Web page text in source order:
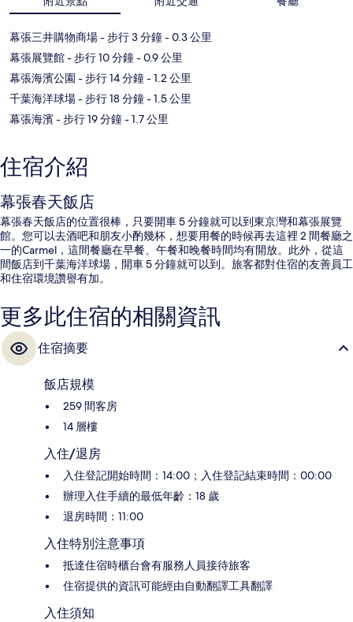
幕張三井購物商場- 步行 3 分鐘- 0.3 公里
幕張展覽館- 步行 10 分鐘- 0.9 公里
幕張海濱公園 - 步行 14 分鐘- 1.2 公里
千葉海洋球場- 步行 18 分鐘- 1.5 公里
幕張海濱- 步行 19 分鐘- 1.7 公里
住宿介紹
幕張春天飯店
幕張春天飯店的位置很棒，只要開車 5 分鐘就可以到東京灣和幕張展覽
館。您可以去酒吧和朋友小酌幾杯，想要用餐的時候再去這裡 2 間餐廳之
一的Carmel，這間餐廳在早餐、午餐和晚餐時間均有開放。此外，從這
間飯店到千葉海洋球場，開車 5 分鐘就可以到。旅客都對住宿的友善員工
和住宿環境讚譽有加。
更多此住宿的相關資訊
住宿摘要
飯店規模
259 間客房
14 層樓
入住/退房
入住登記開始時間：14:00；入住登記結束時間：00:00
辦理入住手續的最低年齡：18 歲
退房時間：11:00
入住特別注意事項
抵達住宿時櫃台會有服務人員接待旅客
住宿提供的資訊可能經由自動翻譯工具翻譯
入住須知